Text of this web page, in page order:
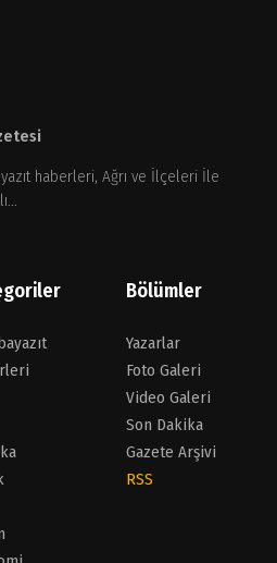
haberleri, Ağrı ve İlçeleri İle
Bölümler
Yazarlar
Foto Galeri
Video Galeri
Son Dakika
Gazete Arşivi
RSS